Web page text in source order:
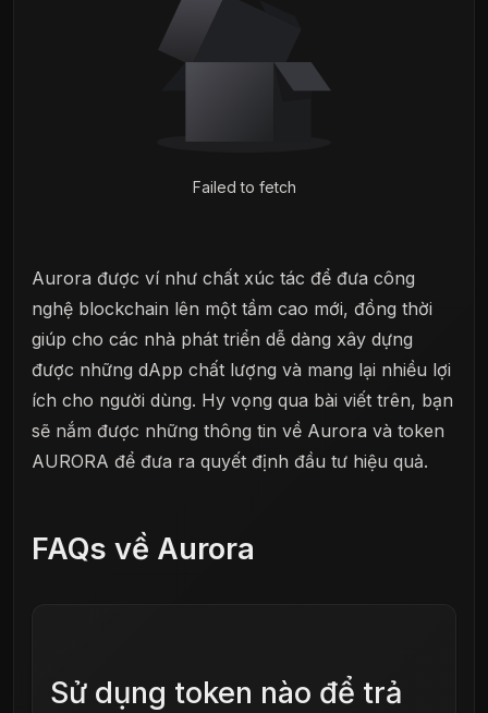
Failed to fetch
Aurora được ví như chất xúc tác để đưa công
nghệ blockchain lên một tầm cao mới, đồng thời
giúp cho các nhà phát triển dễ dàng xây dựng
được những dApp chất lượng và mang lại nhiều lợi
ích cho người dùng. Hy vọng qua bài viết trên, bạn
sẽ nắm được những thông tin về Aurora và token
AURORA để đưa ra quyết định đầu tư hiệu quả.
FAQs về Aurora
Sử dụng token nào để trả